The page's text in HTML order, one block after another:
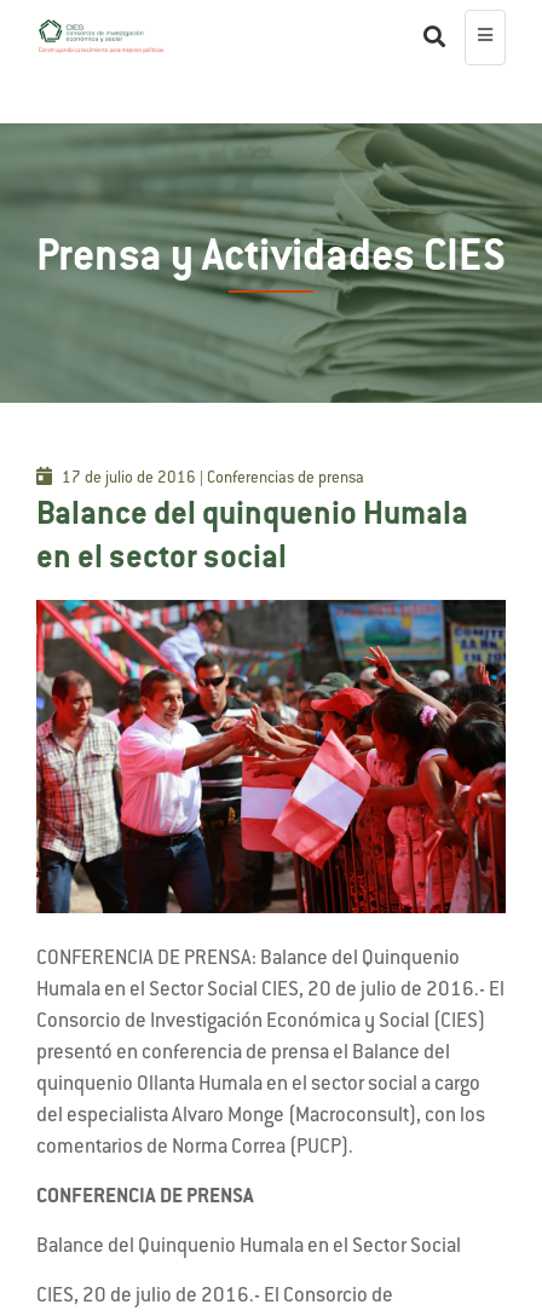
Prensa y Actividades CIES
17 de julio de 2016 | Conferencias de prensa
Balance del quinquenio Humala
en el sector social
CONFERENCIA DE PRENSA: Balance del Quinquenio
Humala en el Sector Social CIES, 20 de julio de 2016.- El
Consorcio de Investigación Económica y Social (CIES)
presentó en conferencia de prensa el Balance del
quinquenio Ollanta Humala en el sector social a cargo
del especialista Alvaro Monge (Macroconsult), con los
comentarios de Norma Correa (PUCP).
CONFERENCIA DE PRENSA
Balance del Quinquenio Humala en el Sector Social
CIES, 20 de julio de 2016.- El Consorcio de